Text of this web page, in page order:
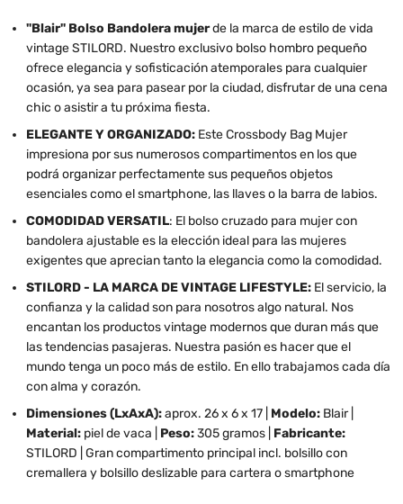
"Blair" Bolso Bandolera mujerde la marca de estilo de vida
vintage STILORD. Nuestro exclusivo bolso hombro pequeño
ofrece elegancia y sofisticación atemporales para cualquier
ocasión, ya sea para pasear por la ciudad, disfrutar de una cena
chic o asistir a tu próxima fiesta.
ELEGANTE Y ORGANIZADO: Este Crossbody Bag Mujer
impresiona por sus numerosos compartimentos en los que
podrá organizar perfectamente sus pequeños objetos
esenciales como el smartphone, las llaves o la barra de labios.
COMODIDAD VERSATIL: El bolso cruzado para mujer con
bandolera ajustable es la elección ideal para las mujeres
exigentes que aprecian tanto la elegancia como la comodidad.
STILORD - LA MARCA DE VINTAGE LIFESTYLE: El servicio, la
confianza y la calidad son para nosotros algo natural. Nos
encantan los productos vintage modernos que duran más que
las tendencias pasajeras. Nuestra pasión es hacer que el
mundo tenga un poco más de estilo. En ello trabajamos cada día
con alma y corazón.
Dimensiones (LxAxA):aprox. 26 x 6 x 17 | Modelo: Blair |
Material: piel de vaca | Peso:305 gramos | Fabricante:
STILORD | Gran compartimento principal incl. bolsillo con
cremallera y bolsillo deslizable para cartera o smartphone